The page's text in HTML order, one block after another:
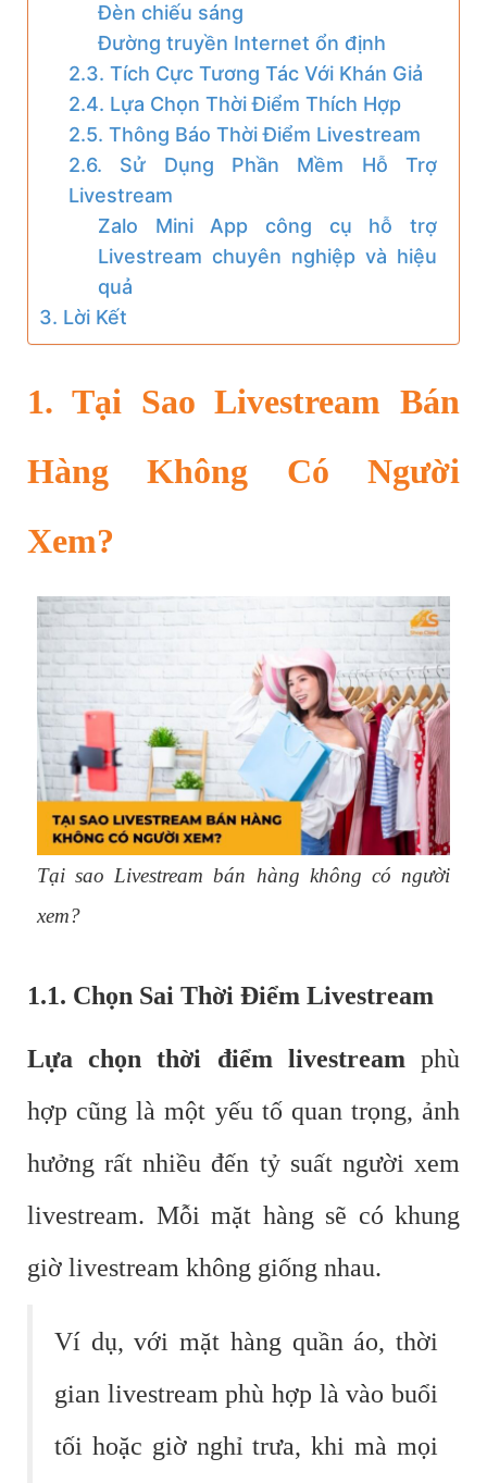
Đèn chiếu sáng
Đường truyền Internet ổn định
2.3. Tích Cực Tương Tác Với Khán Giả
2.4. Lựa Chọn Thời Điểm Thích Hợp
2.5. Thông Báo Thời Điểm Livestream
2.6. Sử Dụng Phần Mềm Hỗ Trợ
Livestream
Zalo Mini App công cụ hỗ trợ
Livestream chuyên nghiệp và hiệu
quả
3. Lời Kết
1. Tại Sao Livestream Bán
Hàng Không Có Người
Xem?
Tại sao Livestream bán hàng không có người
xem?
1.1. Chọn Sai Thời Điểm Livestream
Lựa chọn thời điểm livestreamphù
hợp cũng là một yếu tố quan trọng, ảnh
hưởng rất nhiều đến tỷ suất người xem
livestream. Mỗi mặt hàng sẽ có khung
giờ livestream không giống nhau.
Ví dụ, với mặt hàng quần áo, thời
gian livestream phù hợp là vào buổi
tối hoặc giờ nghỉ trưa, khi mà mọi